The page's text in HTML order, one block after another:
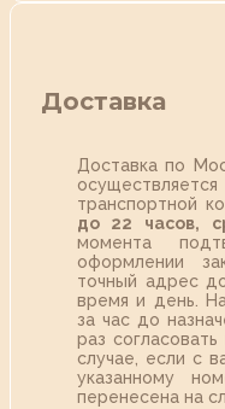
Доставка
Доставка по
транспортной
до 22 часов,
момента
оформлении
точный адрес
время и день.
за час до
раз
случае, если с
указанному
перенесена на